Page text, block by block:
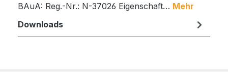
BAuA: Reg.-Nr.: N-37026 Eigenschaft… Mehr
Downloads